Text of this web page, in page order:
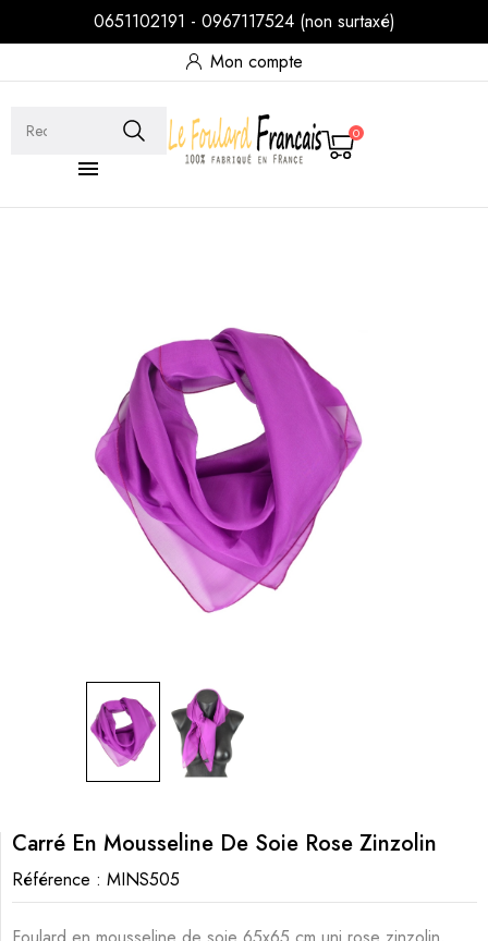
0651102191 - 0967117524 (non surtaxé)
Mon compte

0
Carré En Mousseline De Soie Rose Zinzolin
Référence : MINS505